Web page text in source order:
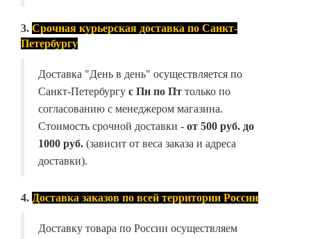
3. Срочная курьерская доставка по Санкт-
Петербургу
Доставка "День в день" осуществляется по
Санкт-Петербургу с Пн по Пт только по
согласованию с менеджером магазина.
Стоимость срочной доставки - от 500 руб. до
1000 руб. (зависит от веса заказа и адреса
доставки).
4. Доставка заказов по всей территории России
Доставку товара по России осуществляем